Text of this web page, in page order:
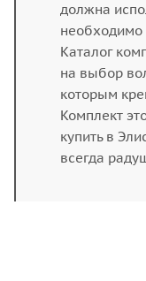
должна
необходимо
Каталог
на выбор
которым
Комплект
купить в
всегда